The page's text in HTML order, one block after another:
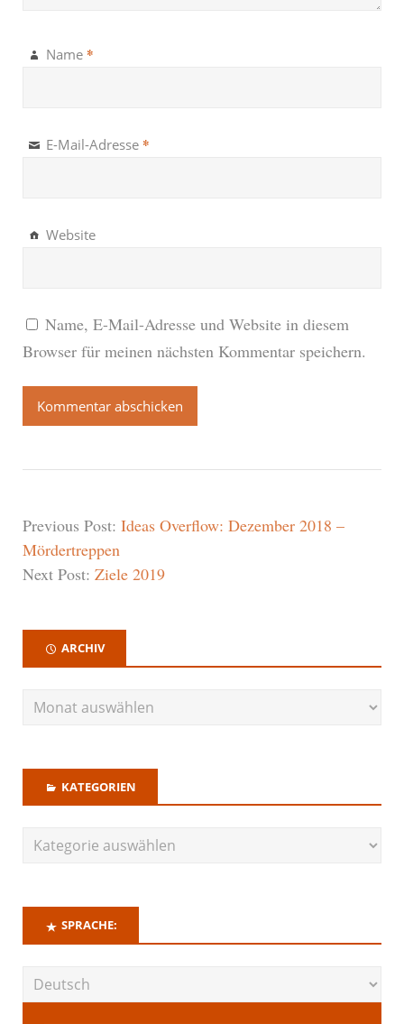
Name *
E-Mail-Adresse *
Website
Name, E-Mail-Adresse und Website in diesem
Browser für meinen nächsten Kommentar speichern.
Previous Post: Ideas Overflow: Dezember 2018 –
Mördertreppen
Next Post: Ziele 2019
ARCHIV
KATEGORIEN
SPRACHE: